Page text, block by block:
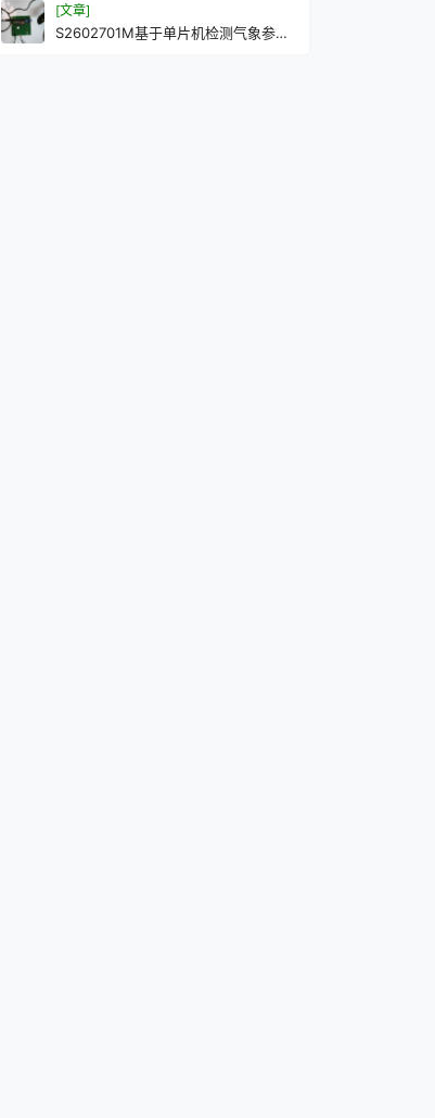
[文章]
S2602701M基于单片机检测气象参数